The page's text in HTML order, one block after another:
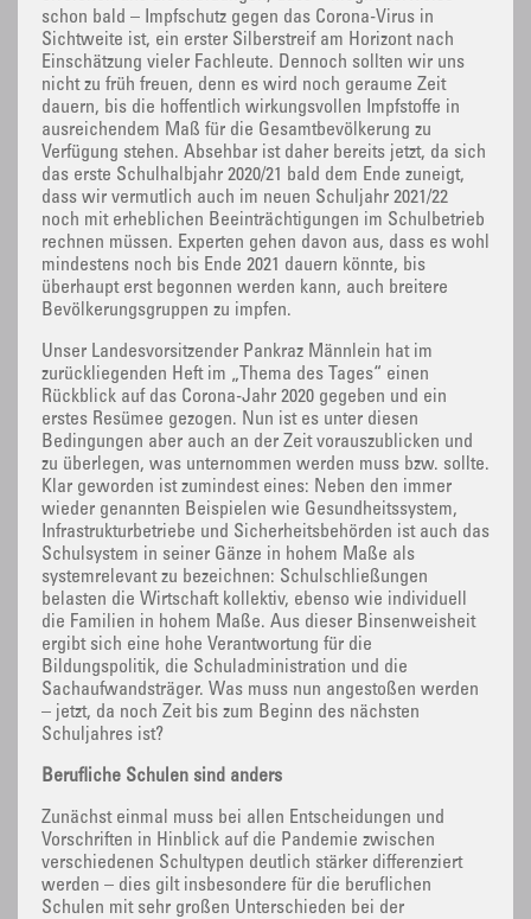
schon bald – Impfschutz gegen das Corona-Virus in
Sichtweite ist, ein erster Silberstreif am Horizont nach
Einschätzung vieler Fachleute. Dennoch sollten wir uns
nicht zu früh freuen, denn es wird noch geraume Zeit
dauern, bis die hoffentlich wirkungsvollen Impfstoffe in
ausreichendem Maß für die Gesamtbevölkerung zu
Verfügung stehen. Absehbar ist daher bereits jetzt, da sich
das erste Schulhalbjahr 2020/21 bald dem Ende zuneigt,
dass wir vermutlich auch im neuen Schuljahr 2021/22
noch mit erheblichen Beeinträchtigungen im Schulbetrieb
rechnen müssen. Experten gehen davon aus, dass es wohl
mindestens noch bis Ende 2021 dauern könnte, bis
überhaupt erst begonnen werden kann, auch breitere
Bevölkerungsgruppen zu impfen.
Unser Landesvorsitzender Pankraz Männlein hat im
zurückliegenden Heft im „Thema des Tages“ einen
Rückblick auf das Corona-Jahr 2020 gegeben und ein
erstes Resümee gezogen. Nun ist es unter diesen
Bedingungen aber auch an der Zeit vorauszublicken und
zu überlegen, was unternommen werden muss bzw. sollte.
Klar geworden ist zumindest eines: Neben den immer
wieder genannten Beispielen wie Gesundheitssystem,
Infrastrukturbetriebe und Sicherheitsbehörden ist auch das
Schulsystem in seiner Gänze in hohem Maße als
systemrelevant zu bezeichnen: Schulschließungen
belasten die Wirtschaft kollektiv, ebenso wie individuell
die Familien in hohem Maße. Aus dieser Binsenweisheit
ergibt sich eine hohe Verantwortung für die
Bildungspolitik, die Schuladministration und die
Sachaufwandsträger. Was muss nun angestoßen werden
– jetzt, da noch Zeit bis zum Beginn des nächsten
Schuljahres ist?
Berufliche Schulen sind anders
Zunächst einmal muss bei allen Entscheidungen und
Vorschriften in Hinblick auf die Pandemie zwischen
verschiedenen Schultypen deutlich stärker differenziert
werden – dies gilt insbesondere für die beruflichen
Schulen mit sehr großen Unterschieden bei der